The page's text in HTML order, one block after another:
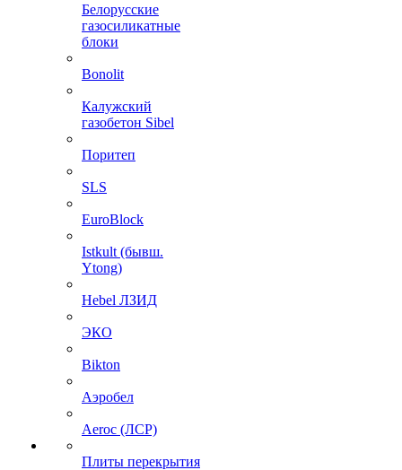
Белорусские
газосиликатные
блоки
Bonolit
Калужский
газобетон Sibel
Поритеп
SLS
EuroBlock
Istkult (бывш.
Ytong)
Hebel ЛЗИД
ЭКО
Bikton
Аэробел
Aeroc (ЛСР)
Плиты перекрытия